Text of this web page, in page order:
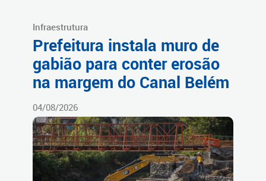
Infraestrutura
Prefeitura instala muro de
gabião para conter erosão
na margem do Canal Belém
04/08/2026